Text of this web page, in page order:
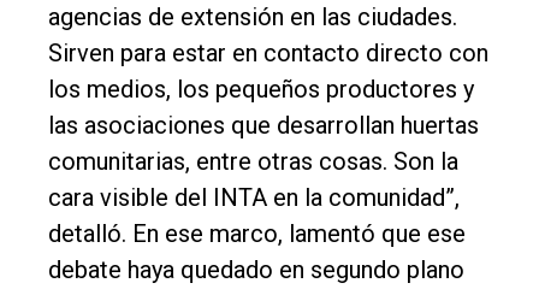
agencias de extensión en las ciudades.
Sirven para estar en contacto directo con
los medios, los pequeños productores y
las asociaciones que desarrollan huertas
comunitarias, entre otras cosas. Son la
cara visible del INTA en la comunidad”,
detalló. En ese marco, lamentó que ese
debate haya quedado en segundo plano